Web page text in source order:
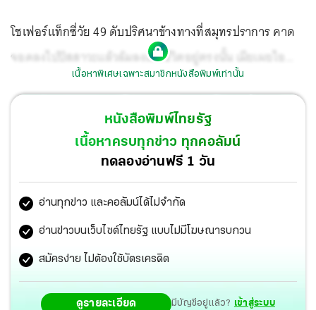
โชเฟอร์แท็กซี่วัย 49 ดับปริศนาข้างทางที่สมุทรปราการ คาด
จอดลงไปปัสสาวะแล้วล้มลงเสียชีวิตอยู่ตรงนั้น เมียเผยไอ
แห้งๆ เจ็บคอมากว่า 2 สัปดาห์ แต่ไม่มีไข้ และยังขับรถรับจ้าง
ตามปกติ
เนื้อหาพิเศษเฉพาะสมาชิกหนังสือพิมพ์เท่านั้น
หนังสือพิมพ์ไทยรัฐ
เนื้อหาครบทุกข่าว ทุกคอลัมน์
ทดลองอ่านฟรี 1 วัน
อ่านทุกข่าว และคอลัมน์ได้ไม่จำกัด
อ่านข่าวบนเว็บไซต์ไทยรัฐ แบบไม่มีโฆษณารบกวน
สมัครง่าย ไม่ต้องใช้บัตรเครดิต
ดูรายละเอียด มีบัญชีอยู่แล้ว? เข้าสู่ระบบ